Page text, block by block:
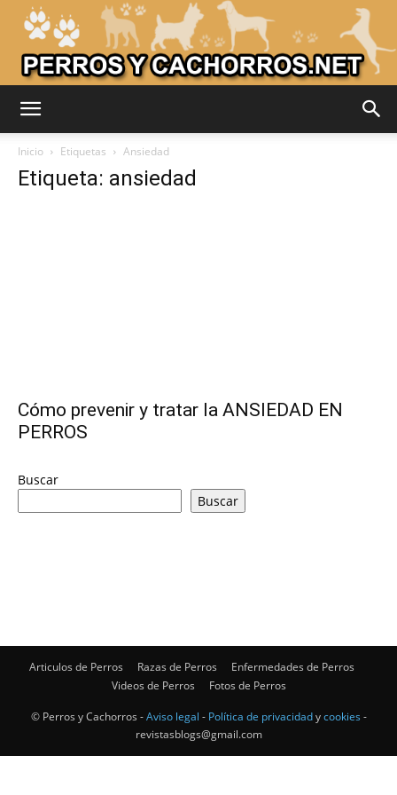
Fotos
Inicio Etiquetas Ansiedad
Etiqueta: ansiedad
Cómo prevenir y tratar la ANSIEDAD EN
PERROS
Buscar
Buscar
Articulos de Perros Razas de Perros
Enfermedades de Perros
Videos de Perros
Fotos de Perros
© Perros y Cachorros -Aviso legal - Política de privacidadycookies -
revistasblogs@gmail.com